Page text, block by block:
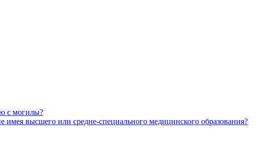
с могилы?
высшего или средне-специального медицинского образования?